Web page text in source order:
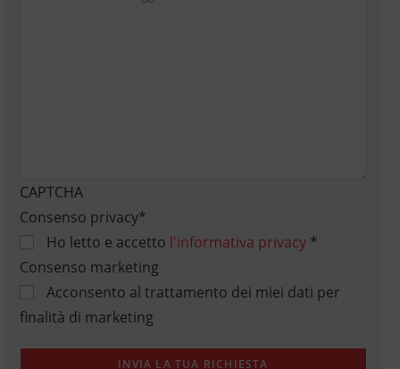
CAPTCHA
Consenso privacy*
Ho letto e accetto l'informativa privacy*
Consenso marketing
Acconsento al trattamento dei miei dati per
finalità di marketing